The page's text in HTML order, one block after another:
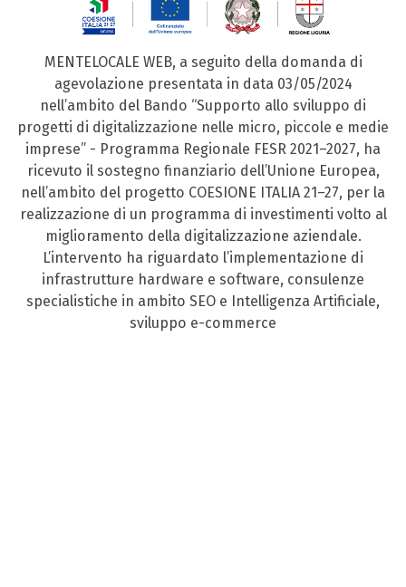
MENTELOCALE WEB, a seguito della domanda di
agevolazione presentata in data 03/05/2024
nell’ambito del Bando “Supporto allo sviluppo di
progetti di digitalizzazione nelle micro, piccole e medie
imprese” - Programma Regionale FESR 2021–2027, ha
ricevuto il sostegno finanziario dell’Unione Europea,
nell’ambito del progetto COESIONE ITALIA 21–27, per la
realizzazione di un programma di investimenti volto al
miglioramento della digitalizzazione aziendale.
L’intervento ha riguardato l’implementazione di
infrastrutture hardware e software, consulenze
specialistiche in ambito SEO e Intelligenza Artificiale,
sviluppo e-commerce